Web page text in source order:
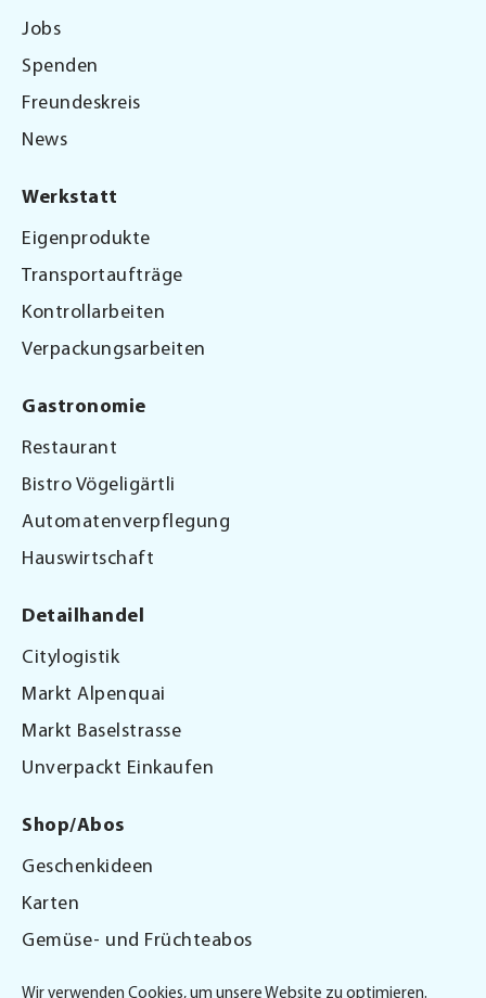
Jobs
Spenden
Freundeskreis
News
Werkstatt
Eigenprodukte
Transportaufträge
Kontrollarbeiten
Verpackungsarbeiten
Gastronomie
Restaurant
Bistro Vögeligärtli
Automatenverpflegung
Hauswirtschaft
Detailhandel
Citylogistik
Markt Alpenquai
Markt Baselstrasse
Unverpackt Einkaufen
Shop/Abos
Geschenkideen
Karten
Gemüse- und Früchteabos
Wir verwenden Cookies, um unsere Website zu optimieren.